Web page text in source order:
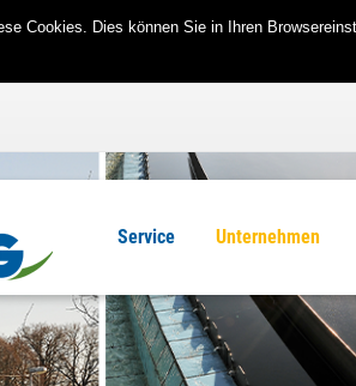
Cookies. Dies können Sie in Ihren
Service Unternehmen